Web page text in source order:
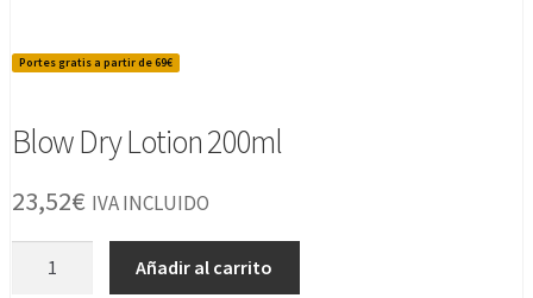
Portes gratis a partir de 69€
Blow Dry Lotion 200ml
23,52€ IVA INCLUIDO
Añadir al carrito